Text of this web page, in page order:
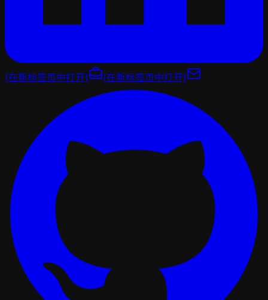
(在新标签页中打开) (在新标签页中打开)